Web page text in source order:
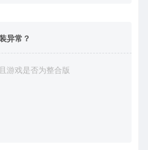
异常？
游戏是否为整合版